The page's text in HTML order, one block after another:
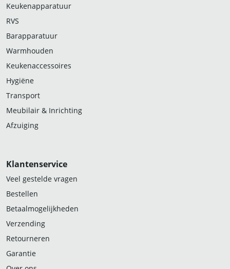
Keukenapparatuur
RVS
Barapparatuur
Warmhouden
Keukenaccessoires
Hygiëne
Transport
Meubilair & Inrichting
Afzuiging
Klantenservice
Veel gestelde vragen
Bestellen
Betaalmogelijkheden
Verzending
Retourneren
Garantie